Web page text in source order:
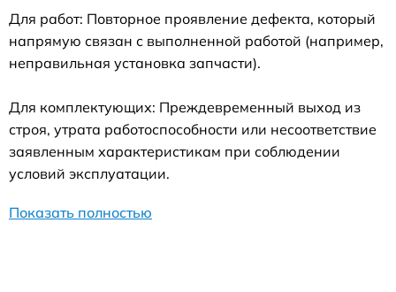
Для работ: Повторное проявление дефекта, который
напрямую связан с выполненной работой (например,
неправильная установка запчасти).
Для комплектующих: Преждевременный выход из
строя, утрата работоспособности или несоответствие
заявленным характеристикам при соблюдении
условий эксплуатации.
Показать полностью